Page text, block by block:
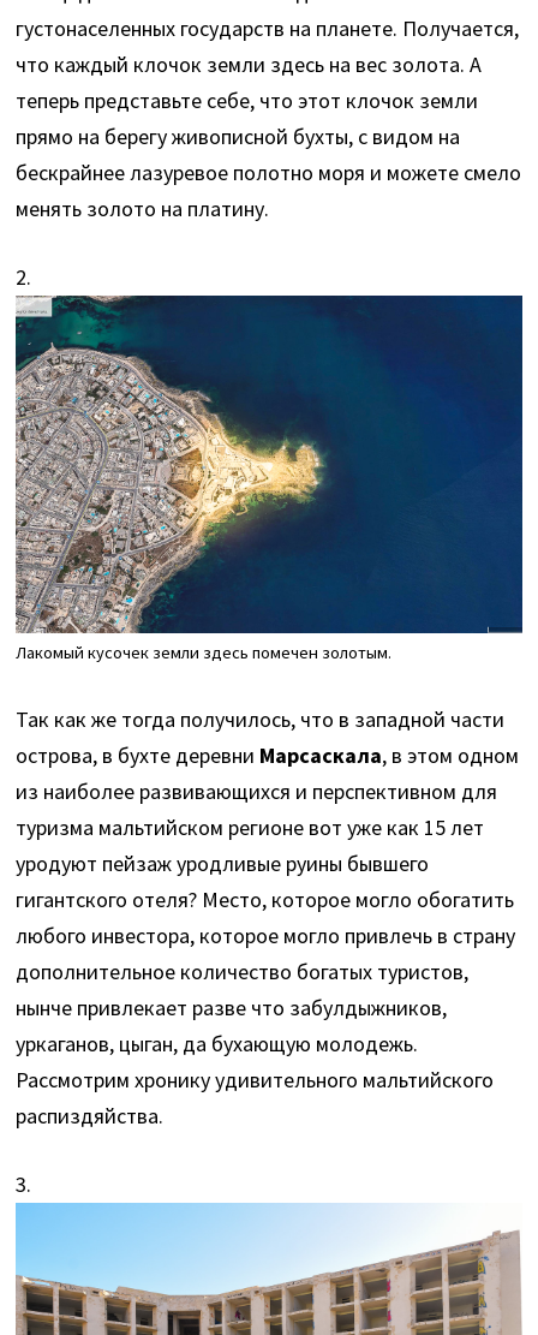
густонаселенных государств на планете. Получается,
что каждый клочок земли здесь на вес золота. А
теперь представьте себе, что этот клочок земли
прямо на берегу живописной бухты, с видом на
бескрайнее лазуревое полотно моря и можете смело
менять золото на платину.
2.
Лакомый кусочек земли здесь помечен золотым.
Так как же тогда получилось, что в западной части
острова, в бухте деревни Марсаскала, в этом одном
из наиболее развивающихся и перспективном для
туризма мальтийском регионе вот уже как 15 лет
уродуют пейзаж уродливые руины бывшего
гигантского отеля? Место, которое могло обогатить
любого инвестора, которое могло привлечь в страну
дополнительное количество богатых туристов,
нынче привлекает разве что забулдыжников,
уркаганов, цыган, да бухающую молодежь.
Рассмотрим хронику удивительного мальтийского
распиздяйства.
3.